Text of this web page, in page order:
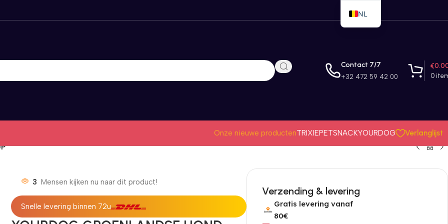
Contact 7/7
+32 472 59 42 00 0
€
Onze nieuwe productenTRIXIEPETSNACKYOURDOG
Verlanglijst
3 Mensen kijken nu naar dit product!
Snelle levering binnen 72u
Verzending & levering
Gratis levering vanaf
80€
NL
EN